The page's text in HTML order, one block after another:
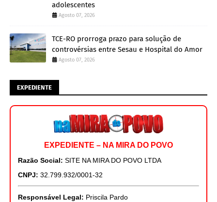
adolescentes
Agosto 07, 2026
TCE-RO prorroga prazo para solução de
controvérsias entre Sesau e Hospital do Amor
Agosto 07, 2026
EXPEDIENTE
EXPEDIENTE – NA MIRA DO POVO
Razão Social: SITE NA MIRA DO POVO LTDA
CNPJ: 32.799.932/0001-32
Responsável Legal: Priscila Pardo